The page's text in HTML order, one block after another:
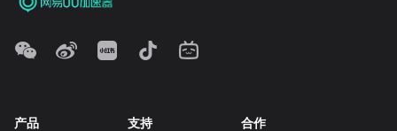
产品 支持 合作